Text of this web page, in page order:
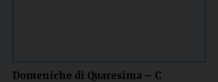
Domeniche di Quaresima – C